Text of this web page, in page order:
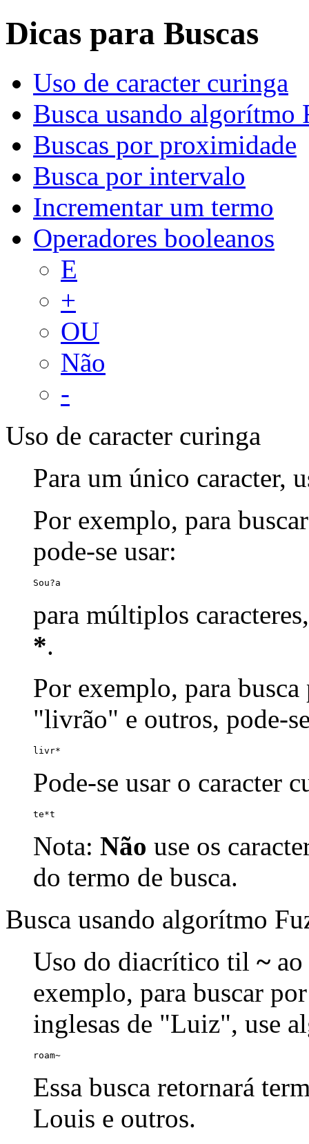
Dicas para Buscas
Uso de caracter curinga
Busca usando algorítmo
Buscas por proximidade
Busca por intervalo
Incrementar um termo
Operadores booleanos
E
+
OU
Não
-
Uso de caracter curinga
Para um único caracter,
Por exemplo, para
pode-se usar:
Sou?a
para múltiplos
*.
Por exemplo, para
"livrão" e outros, pode-
livr*
Pode-se usar o caracter
te*t
Nota: Não use os
do termo de busca.
Busca usando algorítmo
Uso do diacrítico til ~
exemplo, para buscar
inglesas de "Luiz", use
roam~
Essa busca retornará
Louis e outros.